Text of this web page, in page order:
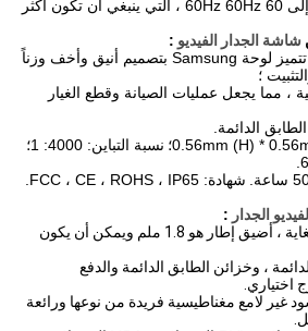
الوقت ، ويدعم أعلى دقة إلى 60Hz 60Hz 60 ، التي ينبغي أن تكون أكثر
شاشة الجدار الفيديو :
مع لوحة LG الأصلية ، تتميز لوحة Samsung بتصميم أنيق وأخف وزناً
؛
، مما يجعل عمليات الصيانة وقطع الغيار
الدائمة.
نسبة التباين: 4000: 1؛
شهادة: FCC ، CE ، ROHS ، IP65.
الجدار :
تصميم الإطار الضيق للغاية ، أضيق إطار هو 1.8 ملم ويمكن أن يكون
، وخزائن الطابق الدائمة والدفع
اختياري.
غير لامع مغناطيسية فريدة من نوعها ورائعة